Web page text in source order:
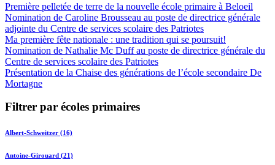
Première pelletée de terre de la nouvelle école primaire à Beloeil
Nomination de Caroline Brousseau au poste de directrice générale
adjointe du Centre de services scolaire des Patriotes
Ma première fête nationale : une tradition qui se poursuit!
Nomination de Nathalie Mc Duff au poste de directrice générale du
Centre de services scolaire des Patriotes
Présentation de la Chaise des générations de l’école secondaire De
Mortagne
Filtrer par écoles primaires
Albert-Schweitzer (16)
Antoine-Girouard (21)